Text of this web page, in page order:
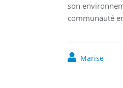
son
communauté
Marise